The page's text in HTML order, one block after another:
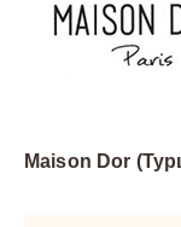
Maison Dor